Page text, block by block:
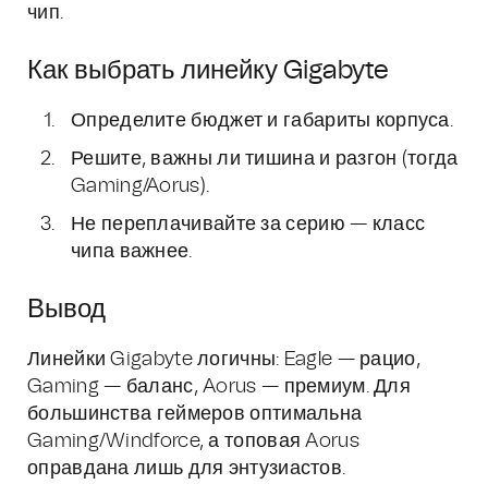
чип.
Как выбрать линейку Gigabyte
Определите бюджет и габариты корпуса.
Решите, важны ли тишина и разгон (тогда
Gaming/Aorus).
Не переплачивайте за серию — класс
чипа важнее.
Вывод
Линейки Gigabyte логичны: Eagle — рацио,
Gaming — баланс, Aorus — премиум. Для
большинства геймеров оптимальна
Gaming/Windforce, а топовая Aorus
оправдана лишь для энтузиастов.